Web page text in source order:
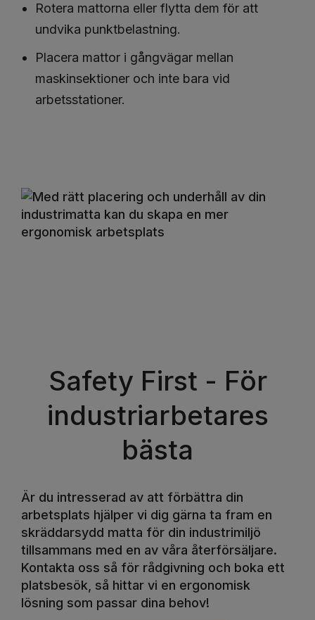
Rotera mattorna eller flytta dem för att
undvika punktbelastning.
Placera mattor i gångvägar mellan
maskinsektioner och inte bara vid
arbetsstationer.
Safety First - För
industriarbetares
bästa
Är du intresserad av att förbättra din
arbetsplats hjälper vi dig gärna ta fram en
skräddarsydd matta för din industrimiljö
tillsammans med en av våra återförsäljare.
Kontakta oss så för rådgivning och boka ett
platsbesök, så hittar vi en ergonomisk
lösning som passar dina behov!